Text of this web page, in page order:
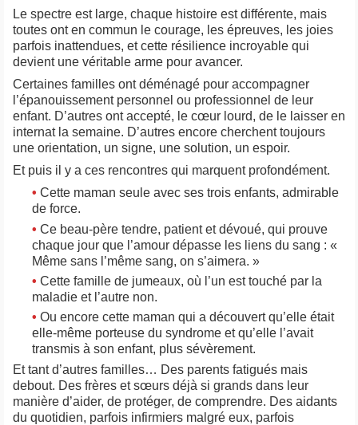
Le spectre est large, chaque histoire est différente, mais
toutes ont en commun le courage, les épreuves, les joies
parfois inattendues, et cette résilience incroyable qui
devient une véritable arme pour avancer.
Certaines familles ont déménagé pour accompagner
l’épanouissement personnel ou professionnel de leur
enfant. D’autres ont accepté, le cœur lourd, de le laisser en
internat la semaine. D’autres encore cherchent toujours
une orientation, un signe, une solution, un espoir.
Et puis il y a ces rencontres qui marquent profondément.
• Cette maman seule avec ses trois enfants, admirable
de force.
• Ce beau-père tendre, patient et dévoué, qui prouve
chaque jour que l’amour dépasse les liens du sang : «
Même sans l’même sang, on s’aimera. »
• Cette famille de jumeaux, où l’un est touché par la
maladie et l’autre non.
• Ou encore cette maman qui a découvert qu’elle était
elle-même porteuse du syndrome et qu’elle l’avait
transmis à son enfant, plus sévèrement.
Et tant d’autres familles… Des parents fatigués mais
debout. Des frères et sœurs déjà si grands dans leur
manière d’aider, de protéger, de comprendre. Des aidants
du quotidien, parfois infirmiers malgré eux, parfois